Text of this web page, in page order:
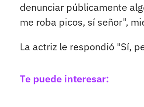
denunciar públicamente
me roba picos, sí señor",
La actriz le respondió "Sí,
Te puede interesar: